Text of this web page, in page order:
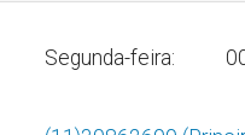
Segunda-feira: